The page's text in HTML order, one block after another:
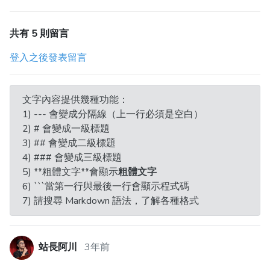
共有 5 則留言
登入之後發表留言
文字內容提供幾種功能：
1) --- 會變成分隔線（上一行必須是空白）
2) # 會變成一級標題
3) ## 會變成二級標題
4) ### 會變成三級標題
5) **粗體文字**會顯示粗體文字
6) ```當第一行與最後一行會顯示程式碼
7) 請搜尋 Markdown 語法，了解各種格式
站長阿川 3年前